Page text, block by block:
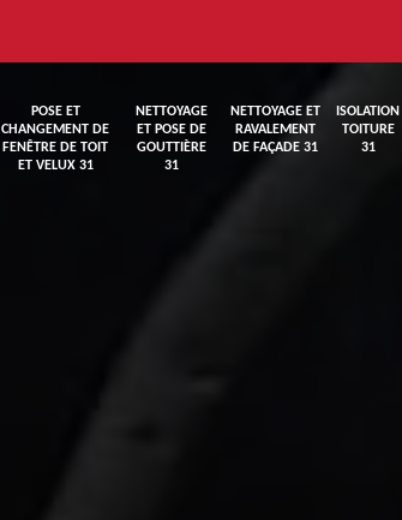
POSE ET
CHANGEMENT DE
FENÊTRE DE TOIT
ET VELUX 31
NETTOYAGE
ET POSE DE
GOUTTIÈRE
31
NETTOYAGE ET
RAVALEMENT
DE FAÇADE 31
ISOLATION
TOITURE
31